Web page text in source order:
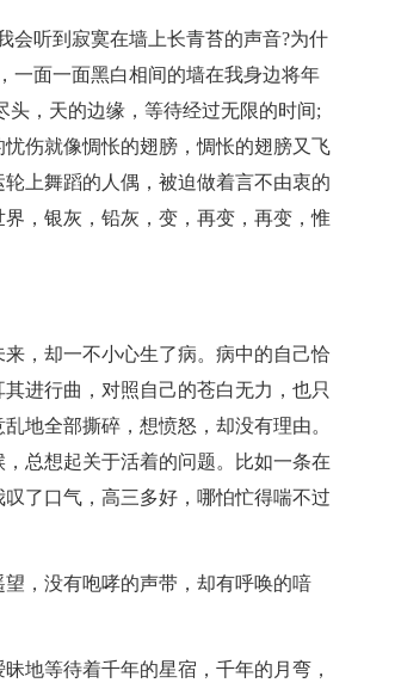
会听到寂寞在墙上长青苔的声音?为什
一面一面黑白相间的墙在我身边将年
，天的边缘，等待经过无限的时间;
伤就像惆怅的翅膀，惆怅的翅膀又飞
上舞蹈的人偶，被迫做着言不由衷的
，银灰，铅灰，变，再变，再变，惟
，却一不小心生了病。病中的自己恰
进行曲，对照自己的苍白无力，也只
地全部撕碎，想愤怒，却没有理由。
总想起关于活着的问题。比如一条在
了口气，高三多好，哪怕忙得喘不过
，没有咆哮的声带，却有呼唤的喑
地等待着千年的星宿，千年的月弯，